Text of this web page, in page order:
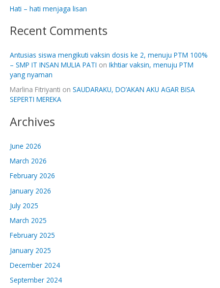
:Hati – hati menjaga lisan
Recent Comments
Antusias siswa mengikuti vaksin dosis ke 2, menuju PTM 100%
– SMP IT INSAN MULIA PATI on Ikhtiar vaksin, menuju PTM
yang nyaman
Marlina Fitriyanti on SAUDARAKU, DO’AKAN AKU AGAR BISA
SEPERTI MEREKA
Archives
June 2026
March 2026
February 2026
January 2026
July 2025
March 2025
February 2025
January 2025
December 2024
September 2024